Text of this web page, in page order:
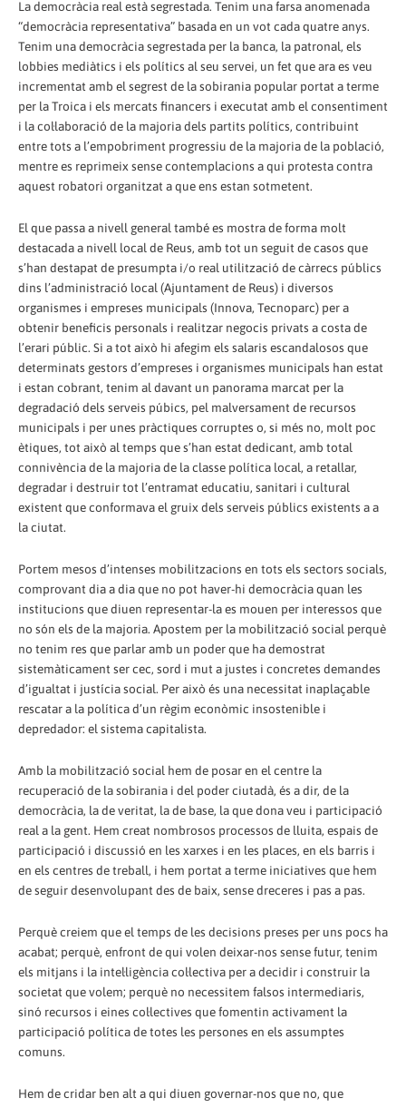
La democràcia real està segrestada. Tenim una farsa anomenada
“democràcia representativa” basada en un vot cada quatre anys.
Tenim una democràcia segrestada per la banca, la patronal, els
lobbies mediàtics i els polítics al seu servei, un fet que ara es veu
incrementat amb el segrest de la sobirania popular portat a terme
per la Troica i els mercats financers i executat amb el consentiment
i la col·laboració de la majoria dels partits polítics, contribuint
entre tots a l’empobriment progressiu de la majoria de la població,
mentre es reprimeix sense contemplacions a qui protesta contra
aquest robatori organitzat a que ens estan sotmetent.
El que passa a nivell general també es mostra de forma molt
destacada a nivell local de Reus, amb tot un seguit de casos que
s’han destapat de presumpta i/o real utilització de càrrecs públics
dins l’administració local (Ajuntament de Reus) i diversos
organismes i empreses municipals (Innova, Tecnoparc) per a
obtenir beneficis personals i realitzar negocis privats a costa de
l’erari públic. Si a tot això hi afegim els salaris escandalosos que
determinats gestors d’empreses i organismes municipals han estat
i estan cobrant, tenim al davant un panorama marcat per la
degradació dels serveis púbics, pel malversament de recursos
municipals i per unes pràctiques corruptes o, si més no, molt poc
ètiques, tot això al temps que s’han estat dedicant, amb total
connivència de la majoria de la classe política local, a retallar,
degradar i destruir tot l’entramat educatiu, sanitari i cultural
existent que conformava el gruix dels serveis públics existents a a
la ciutat.
Portem mesos d’intenses mobilitzacions en tots els sectors socials,
comprovant dia a dia que no pot haver-hi democràcia quan les
institucions que diuen representar-la es mouen per interessos que
no són els de la majoria. Apostem per la mobilització social perquè
no tenim res que parlar amb un poder que ha demostrat
sistemàticament ser cec, sord i mut a justes i concretes demandes
d’igualtat i justícia social. Per això és una necessitat inaplaçable
rescatar a la política d’un règim econòmic insostenible i
depredador: el sistema capitalista.
Amb la mobilització social hem de posar en el centre la
recuperació de la sobirania i del poder ciutadà, és a dir, de la
democràcia, la de veritat, la de base, la que dona veu i participació
real a la gent. Hem creat nombrosos processos de lluita, espais de
participació i discussió en les xarxes i en les places, en els barris i
en els centres de treball, i hem portat a terme iniciatives que hem
de seguir desenvolupant des de baix, sense dreceres i pas a pas.
Perquè creiem que el temps de les decisions preses per uns pocs ha
acabat; perquè, enfront de qui volen deixar-nos sense futur, tenim
els mitjans i la intel·ligència col·lectiva per a decidir i construir la
societat que volem; perquè no necessitem falsos intermediaris,
sinó recursos i eines col·lectives que fomentin activament la
participació política de totes les persones en els assumptes
comuns.
Hem de cridar ben alt a qui diuen governar-nos que no, que